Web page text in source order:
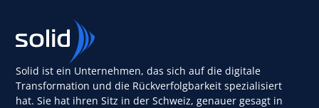
Solid ist ein Unternehmen, das sich auf die digitale
Transformation und die Rückverfolgbarkeit spezialisiert
hat. Sie hat ihren Sitz in der Schweiz, genauer gesagt in